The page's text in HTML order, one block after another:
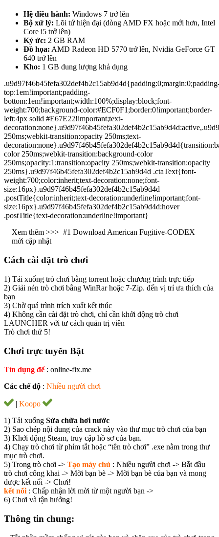
Hệ điều hành: Windows 7 trở lên
Bộ xử lý: Lõi tứ hiện đại (dòng AMD FX hoặc mới hơn, Intel
Core i5 trở lên)
Ký ức: 2 GB RAM
Đồ họa: AMD Radeon HD 5770 trở lên, Nvidia GeForce GT
640 trở lên
Kho: 1 GB dung lượng khả dụng
top:1em!important;padding-
bottom:1em!important;width:100%;display:block;font-
weight:700;background-color:#ECF0F1;border:0!important;border-
left:4px solid #E67E22!important;text-
250ms;webkit-transition:opacity 250ms;text-
color 250ms;webkit-transition:background-color
250ms;opacity:1;transition:opacity 250ms;webkit-transition:opacity
250ms}.u9d97f46b45fefa302def4b2c15ab9d4d .ctaText{font-
weight:700;color:inherit;text-decoration:none;font-
size:16px}.u9d97f46b45fefa302def4b2c15ab9d4d
.postTitle{color:inherit;text-decoration:underline!important;font-
size:16px}.u9d97f46b45fefa302def4b2c15ab9d4d:hover
.postTitle{text-decoration:underline!important}
Xem thêm >>> #1 Download American Fugitive-CODEX
mới cập nhật
Cách cài đặt trò chơi
1) Tải xuống trò chơi bằng torrent hoặc chương trình trực tiếp
2) Giải nén trò chơi bằng WinRar hoặc 7-Zip. đến vị trí ưa thích của
bạn
3) Chờ quá trình trích xuất kết thúc
4) Không cần cài đặt trò chơi, chỉ cần khởi động trò chơi
LAUNCHER với tư cách quản trị viên
Trò chơi thứ 5!
Chơi trực tuyến Bật
Tín dụng để : online-fix.me
Các chế độ : Nhiều người chơi
| Koopo
1) Tải xuống Sửa chữa hơi nước
2) Sao chép nội dung của crack này vào thư mục trò chơi của bạn
3) Khởi động Steam, truy cập hồ sơ của bạn.
4) Chạy trò chơi từ phím tắt hoặc “tên trò chơi” .exe nằm trong thư
mục trò chơi.
5) Trong trò chơi -> Tạo máy chủ : Nhiều người chơi -> Bắt đầu
trò chơi công khai -> Mời bạn bè -> Mời bạn bè của bạn và mong
được kết nối -> Chơi!
kết nối : Chấp nhận lời mời từ một người bạn ->
6) Chơi và tận hưởng!
Thông tin chung: